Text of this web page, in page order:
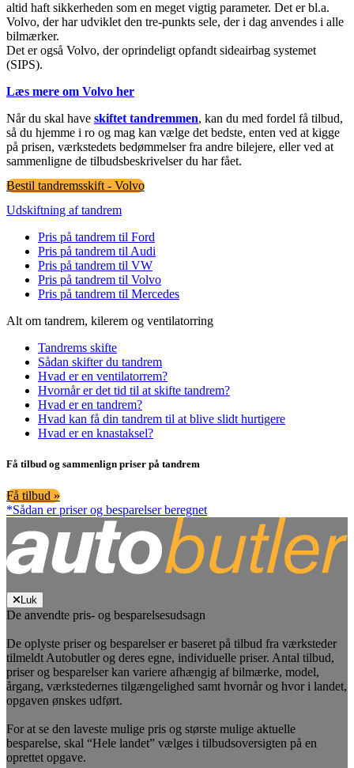
altid haft sikkerheden som en meget vigtig parameter. Det er bl.a.
Volvo, der har udviklet den tre-punkts sele, der i dag anvendes i alle
bilmærker.
Det er også Volvo, der oprindeligt opfandt sideairbag systemet
(SIPS).
Læs mere om Volvo her
Når du skal have skiftet tandremmen, kan du med fordel få tilbud,
så du hjemme i ro og mag kan vælge det bedste, enten ved at kigge
på prisen, værkstedets bedømmelser fra andre bilejere, eller ved at
sammenligne de tilbudsbeskrivelser du har fået.
Bestil tandremsskift - Volvo
Udskiftning af tandrem
Pris på tandrem til Ford
Pris på tandrem til Audi
Pris på tandrem til VW
Pris på tandrem til Volvo
Pris på tandrem til Mercedes
Alt om tandrem, kilerem og ventilatorring
Tandrems skifte
Sådan skifter du tandrem
Hvad er en ventilatorrem?
Hvornår er det tid til at skifte tandrem?
Hvad er en tandrem?
Hvad kan få din tandrem til at blive slidt hurtigere
Hvad er en knastaksel?
Få tilbud og sammenlign priser på tandrem
Få tilbud »
*Sådan er priser og besparelser beregnet
Luk
De anvendte pris- og besparelsesudsagn
De oplyste priser og besparelser er baseret på tilbud fra værksteder
tilmeldt Autobutler og deres egne, individuelle priser. Antal tilbud,
priser og besparelser kan variere afhængig af bilmærke, model,
årgang, værkstedernes tilgængelighed samt hvornår og hvor i landet,
opgaven ønskes udført.
For at se den laveste mulige pris og største mulige aktuelle
besparelse, skal “Hele landet” vælges i tilbudsoversigten på en
oprettet opgave.